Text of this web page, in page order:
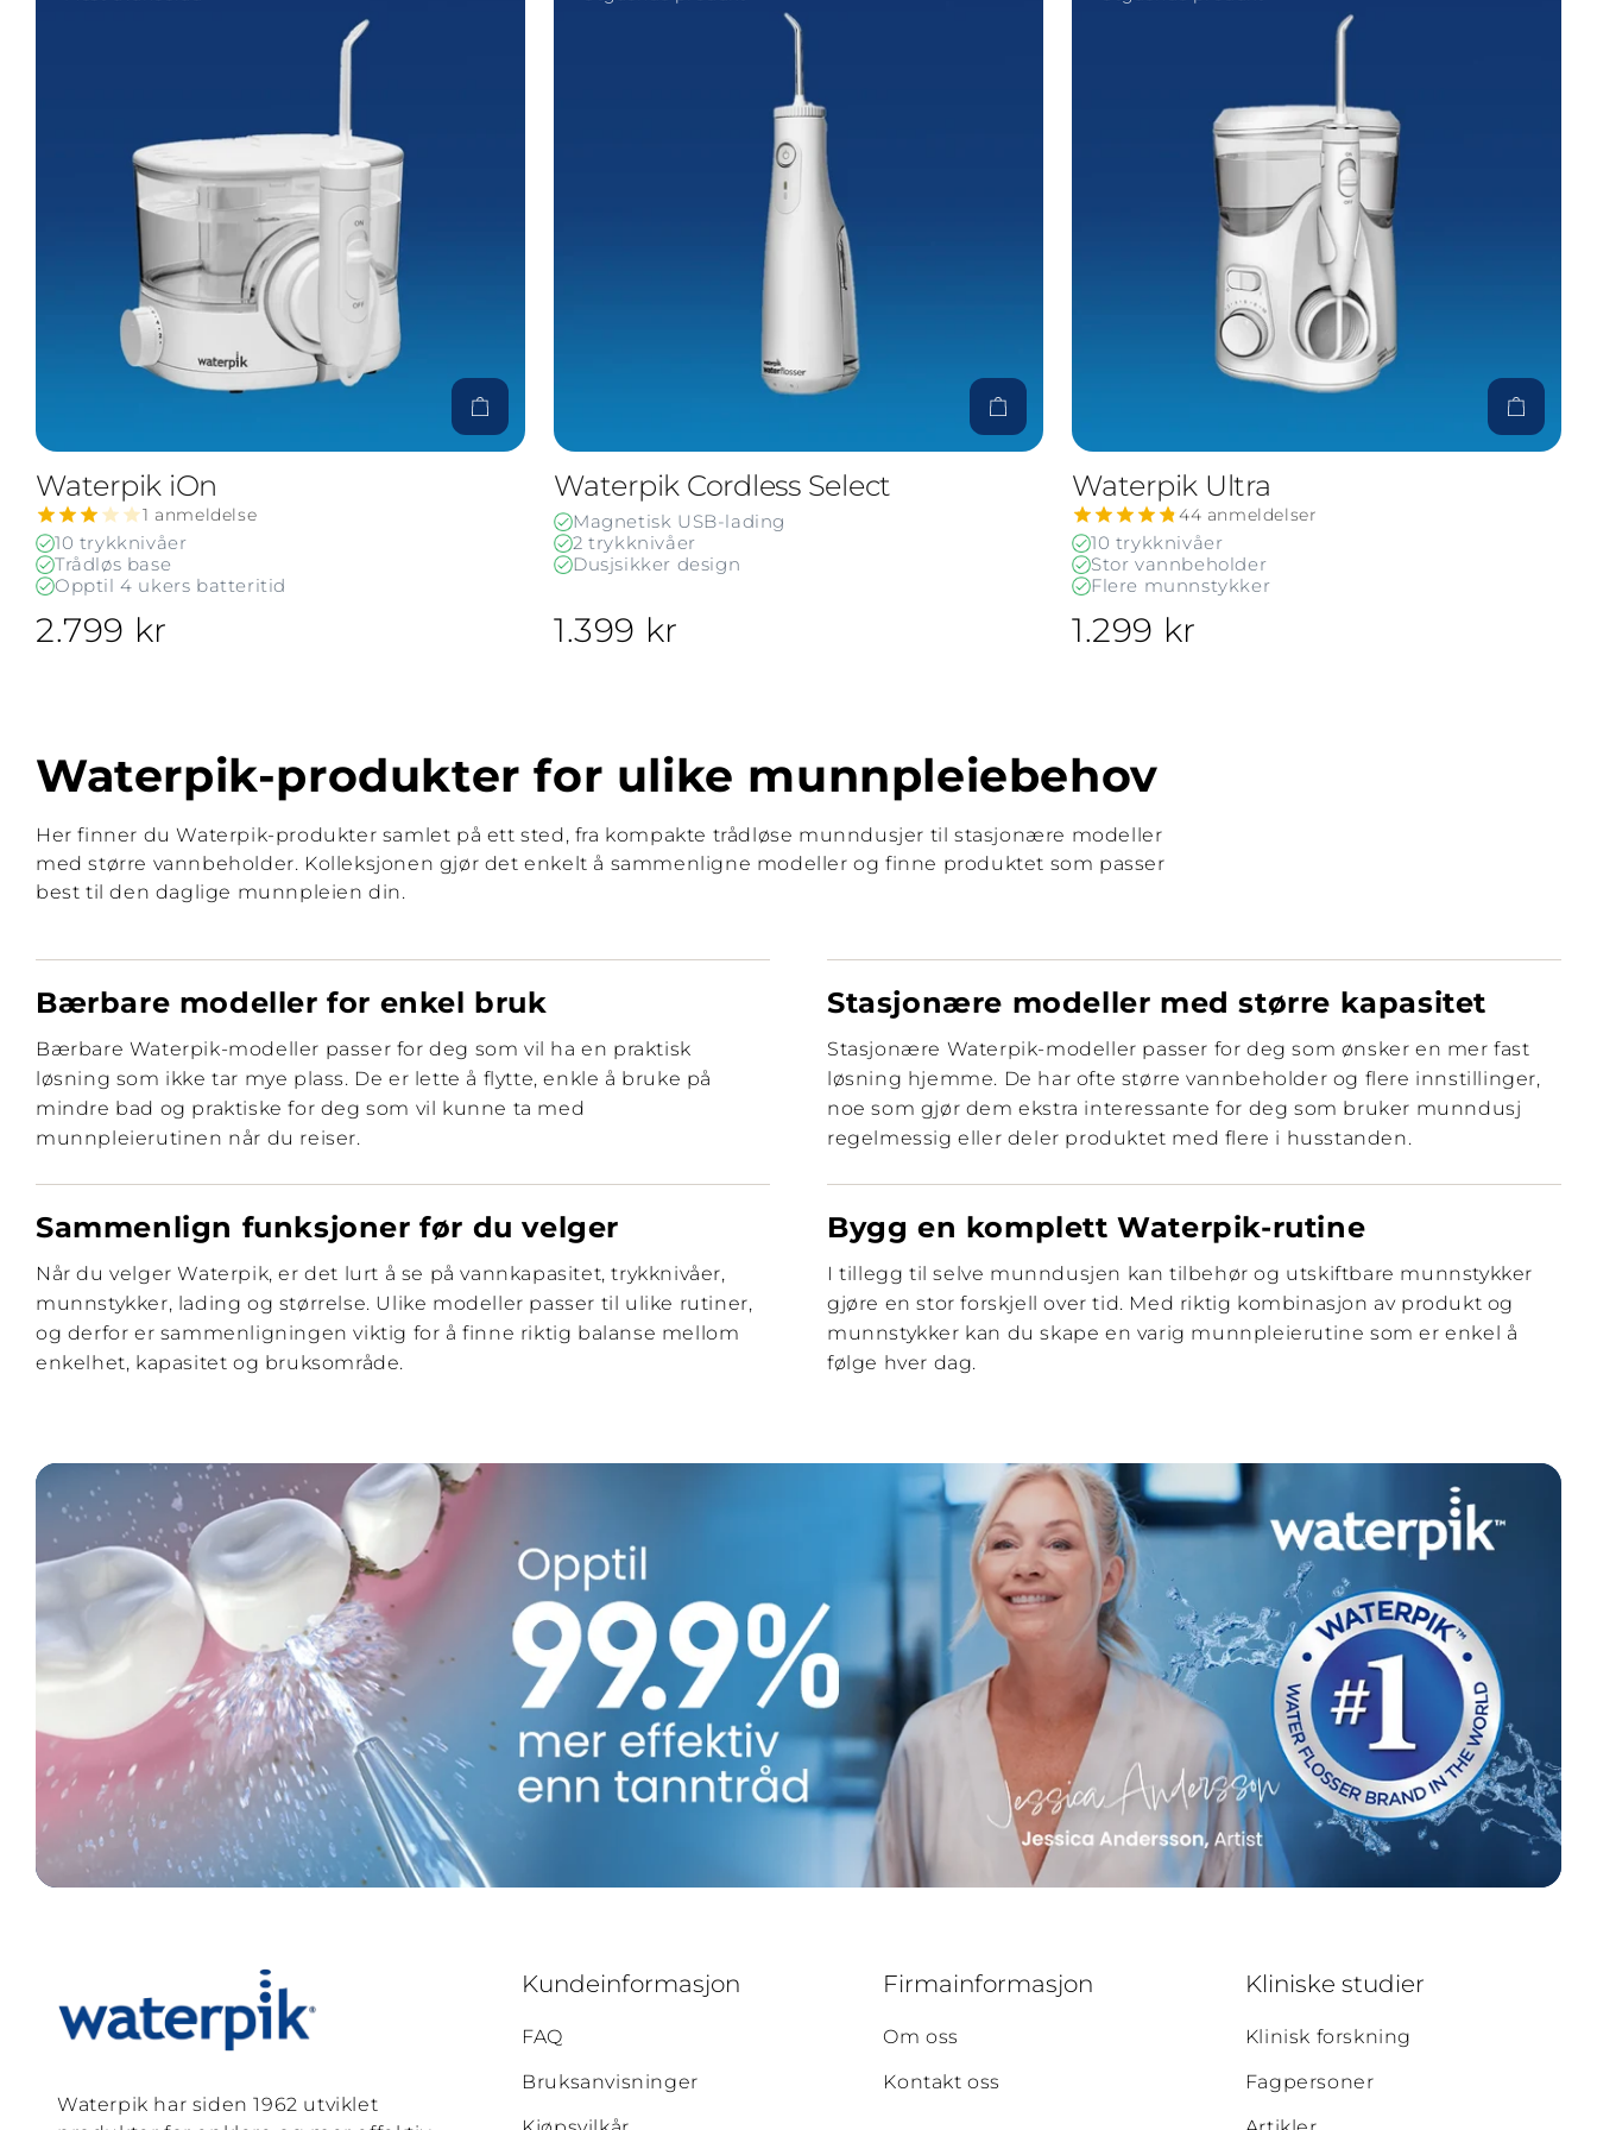
Til produktet
Waterpik iOn
1 anmeldelse
10 trykknivåer
Trådløs base
Opptil 4 ukers batteritid
2.799 kr
Til produktet
Waterpik Cordless Select
Magnetisk USB-lading
2 trykknivåer
Dusjsikker design
1.399 kr
Til
Waterpik Ultra
44 anmeldelser
10 trykknivåer
Stor vannbeholder
Flere munnstykker
1.299 kr
Waterpik-produkter for ulike munnpleiebehov
Her finner du Waterpik-produkter samlet på ett sted, fra kompakte trådløse munndusjer til stasjonære modeller
med større vannbeholder. Kolleksjonen gjør det enkelt å sammenligne modeller og finne produktet som passer
best til den daglige munnpleien din.
Bærbare modeller for enkel bruk
Bærbare Waterpik-modeller passer for deg som vil ha en praktisk
løsning som ikke tar mye plass. De er lette å flytte, enkle å bruke på
mindre bad og praktiske for deg som vil kunne ta med
munnpleierutinen når du reiser.
Stasjonære modeller med større kapasitet
Stasjonære Waterpik-modeller passer for deg som ønsker en mer fast
løsning hjemme. De har ofte større vannbeholder og flere innstillinger,
noe som gjør dem ekstra interessante for deg som bruker munndusj
regelmessig eller deler produktet med flere i husstanden.
Sammenlign funksjoner før du velger
Når du velger Waterpik, er det lurt å se på vannkapasitet, trykknivåer,
munnstykker, lading og størrelse. Ulike modeller passer til ulike rutiner,
og derfor er sammenligningen viktig for å finne riktig balanse mellom
enkelhet, kapasitet og bruksområde.
Bygg en komplett Waterpik-rutine
I tillegg til selve munndusjen kan tilbehør og utskiftbare munnstykker
gjøre en stor forskjell over tid. Med riktig kombinasjon av produkt og
munnstykker kan du skape en varig munnpleierutine som er enkel å
følge hver dag.
Waterpik har siden 1962 utviklet
Kundeinformasjon
FAQ
Bruksanvisninger
Firmainformasjon
Om oss
Kontakt oss
Kliniske studier
Klinisk forskning
Fagpersoner